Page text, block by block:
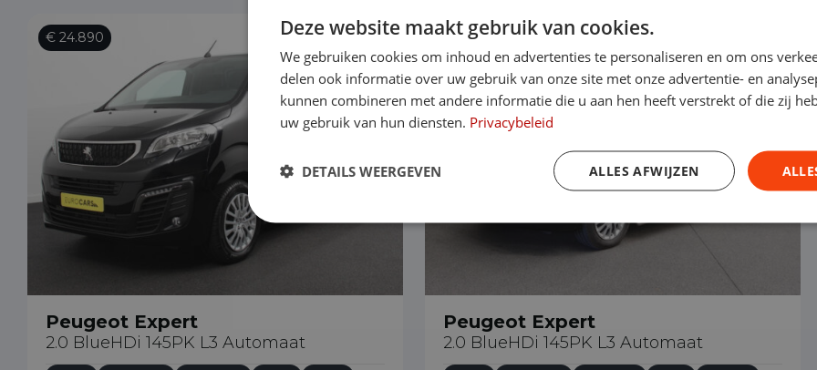
€ 24.890
Peugeot Expert
2.0 BlueHDi 145PK L3 Automaat
€ 21.490
Peugeot Expert
2.0 BlueHDi 145PK L3 Automaat
Deze website maakt gebruik van cookies.
We gebruiken cookies om inhoud en advertenties te personaliseren en om ons
delen ook informatie over uw gebruik van onze site met onze advertentie- en
kunnen combineren met andere informatie die u aan hen heeft verstrekt of die zij
uw gebruik van hun diensten. Privacybeleid
ALLES AFWIJZEN
DETAILS WEERGEVEN